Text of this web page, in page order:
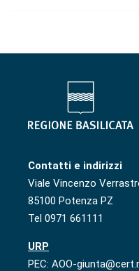
Contatti e indirizzi
Viale Vincenzo
85100 Potenza PZ
Tel 0971 661111
URP
PEC: AOO-